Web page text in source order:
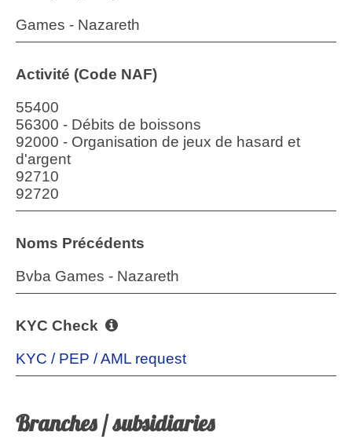
Games - Nazareth
Activité (Code NAF)
55400
56300 - Débits de boissons
92000 - Organisation de jeux de hasard et
d'argent
92710
92720
Noms Précédents
Bvba Games - Nazareth
KYC Check
KYC / PEP / AML request
Branches / subsidiaries